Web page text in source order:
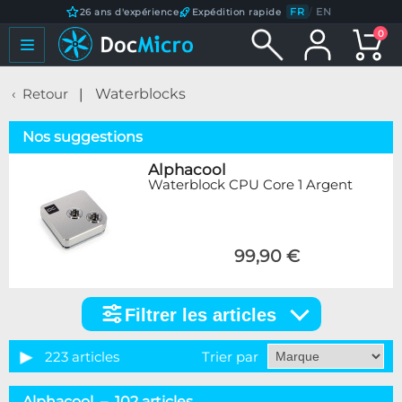
26 ans d'expérience Expédition rapide FR / EN
0
Retour Waterblocks
Nos suggestions
Alphacool
Waterblock CPU Core 1 Argent
99,90 €
articles
Catégorie
Filtrer les articles
223 articles Trier par